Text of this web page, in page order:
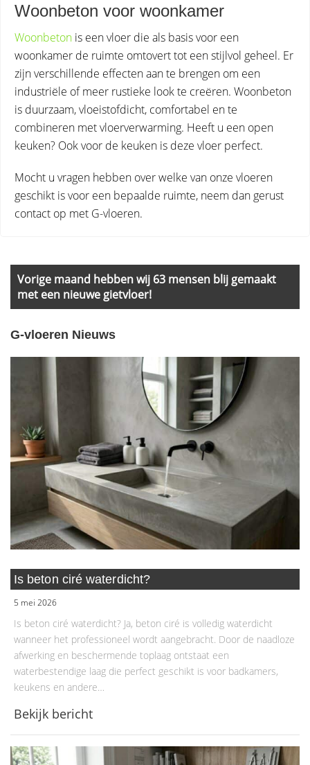
Woonbeton voor woonkamer
Woonbeton is een vloer die als basis voor een
woonkamer de ruimte omtovert tot een stijlvol geheel. Er
zijn verschillende effecten aan te brengen om een
industriële of meer rustieke look te creëren. Woonbeton
is duurzaam, vloeistofdicht, comfortabel en te
combineren met vloerverwarming. Heeft u een open
keuken? Ook voor de keuken is deze vloer perfect.
Mocht u vragen hebben over welke van onze vloeren
geschikt is voor een bepaalde ruimte, neem dan gerust
contact op met G-vloeren.
Vorige maand hebben wij 63 mensen blij gemaakt
met een nieuwe gietvloer!
G-vloeren Nieuws
Is beton ciré waterdicht?
5 mei 2026
Is beton ciré waterdicht? Ja, beton ciré is volledig waterdicht
wanneer het professioneel wordt aangebracht. Door de naadloze
afwerking en beschermende toplaag ontstaat een
waterbestendige laag die perfect geschikt is voor badkamers,
keukens en andere…
Bekijk bericht